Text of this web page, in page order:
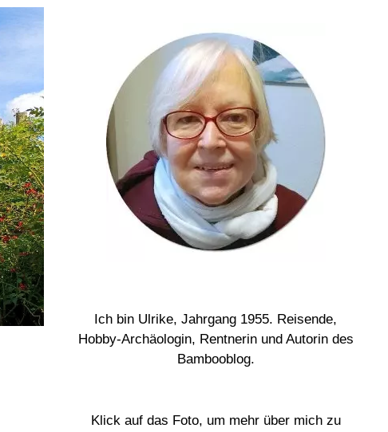
Ich bin Ulrike, Jahrgang 1955. Reisende,
Hobby-Archäologin, Rentnerin und Autorin des
Bambooblog.
Klick auf das Foto, um mehr über mich zu